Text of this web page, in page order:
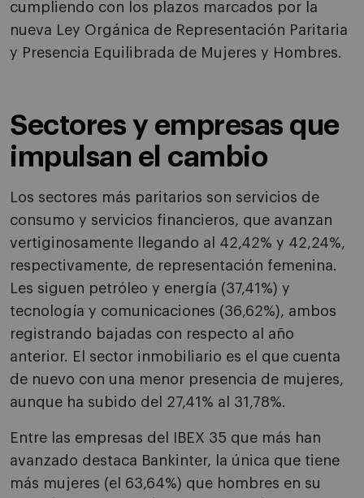
cumpliendo con los plazos marcados por la
nueva Ley Orgánica de Representación Paritaria
y Presencia Equilibrada de Mujeres y Hombres.
Sectores y empresas que
impulsan el cambio
Los sectores más paritarios son servicios de
consumo y servicios financieros, que avanzan
vertiginosamente llegando al 42,42% y 42,24%,
respectivamente, de representación femenina.
Les siguen petróleo y energía (37,41%) y
tecnología y comunicaciones (36,62%), ambos
registrando bajadas con respecto al año
anterior. El sector inmobiliario es el que cuenta
de nuevo con una menor presencia de mujeres,
aunque ha subido del 27,41% al 31,78%.
Entre las empresas del IBEX 35 que más han
avanzado destaca Bankinter, la única que tiene
más mujeres (el 63,64%) que hombres en su